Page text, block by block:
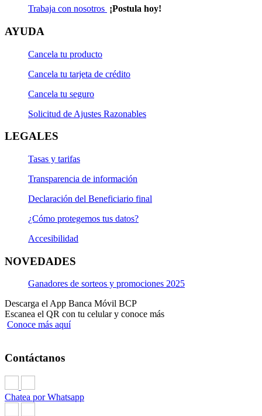
Solicitud de Transferencia
Trabaja con nosotros ¡Postula hoy!
AYUDA
Cancela tu producto
Cancela tu tarjeta de crédito
Cancela tu seguro
Solicitud de Ajustes Razonables
LEGALES
Tasas y tarifas
Transparencia de información
Declaración del Beneficiario final
¿Cómo protegemos tus datos?
Accesibilidad
NOVEDADES
Ganadores de sorteos y promociones 2025
Descarga el App Banca Móvil BCP
Escanea el QR con tu celular y conoce más
Conoce más aquí
Contáctanos
Chatea por Whatsapp